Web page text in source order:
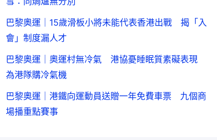
巴黎奧運｜15歲滑板小將未能代表香港出戰 揭「入
會」制度漏人才
巴黎奧運｜奧運村無冷氣 港協憂睡眠質素礙表現
為港隊購冷氣機
巴黎奧運｜港鐵向運動員送贈一年免費車票 九個商
場播重點賽事